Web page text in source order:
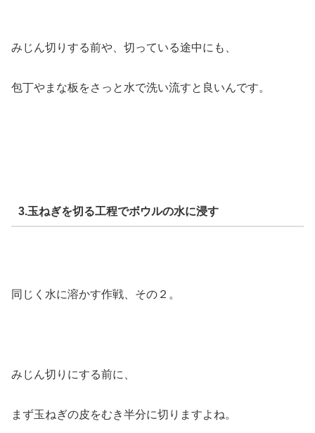
みじん切りする前や、切っている途中にも、
包丁やまな板をさっと水で洗い流すと良いんです。
3.玉ねぎを切る工程でボウルの水に浸す
同じく水に溶かす作戦、その２。
みじん切りにする前に、
まず玉ねぎの皮をむき半分に切りますよね。